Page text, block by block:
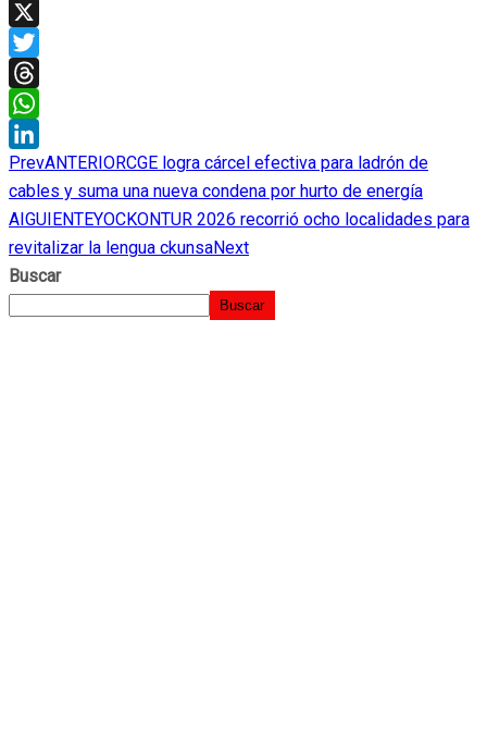
Facebook
X
Twitter
Threads
WhatsApp
LinkedIn
PrevANTERIORCGE logra cárcel efectiva para ladrón de
cables y suma una nueva condena por hurto de energía
AIGUIENTEYOCKONTUR 2026 recorrió ocho localidades para
revitalizar la lengua ckunsaNext
Buscar
Buscar